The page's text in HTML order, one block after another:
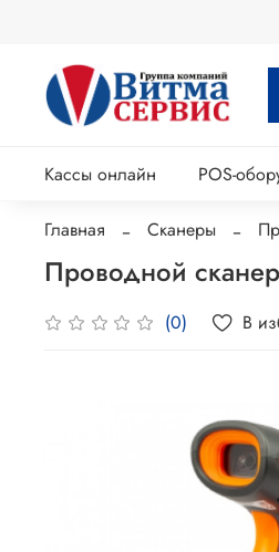
Кассы онлайн POS-
Главная Сканеры
Проводной
(0) В